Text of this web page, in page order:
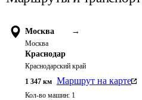
Москва →
Москва
Краснодар
Краснодарский край
1 347 км Маршрут на карте
Кол-во машин: 1